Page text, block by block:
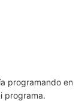
programando en
programa.